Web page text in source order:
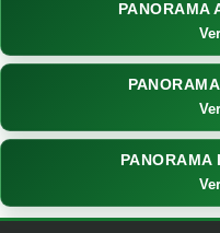
PANORAMA
PANORAMA